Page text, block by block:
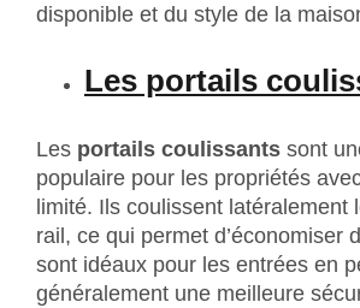
disponible et du style de la
Les portails
Les portails coulissants sont
populaire pour les propriétés
limité. Ils coulissent latéralement
rail, ce qui permet d’économiser
sont idéaux pour les entrées en
généralement une meilleure